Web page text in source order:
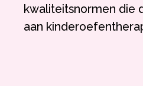
kwaliteitsnormen die
aan